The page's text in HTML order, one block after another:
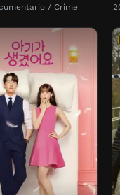
/ Crime